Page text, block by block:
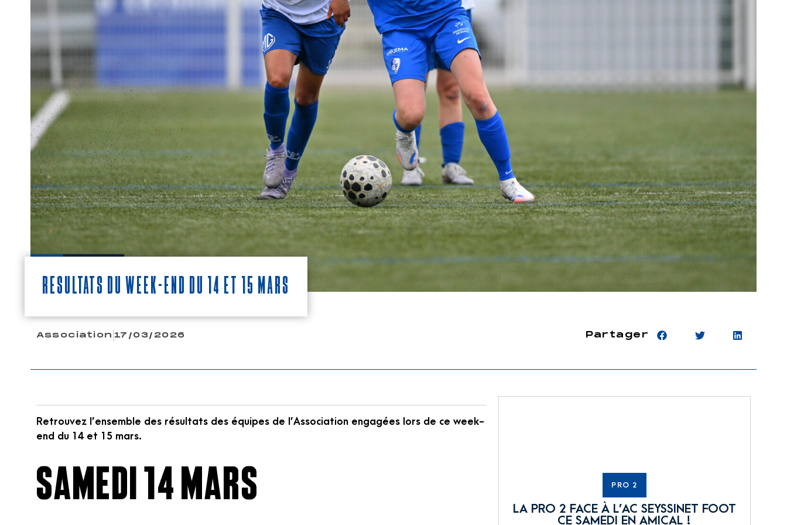
Résultats du week-end du 14 et 15 mars
Association 17/03/2026 Partager
Retrouvez l’ensemble des résultats des équipes de l’Association engagées lors de ce week-
end du 14 et 15 mars.
SAMEDI 14 MARS PRO 2
LA PRO 2 FACE À L’AC SEYSSINET FOOT
CE SAMEDI EN AMICAL !